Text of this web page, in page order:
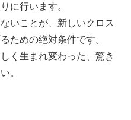
に行います。
いことが、新しいクロス
ための絶対条件です。
く生まれ変わった、驚き
。